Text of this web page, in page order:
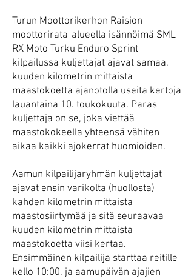
Turun Moottorikerhon Raision
moottorirata-alueella isännöimä SML
RX Moto Turku Enduro Sprint -
kilpailussa kuljettajat ajavat samaa,
kuuden kilometrin mittaista
maastokoetta ajanotolla useita kertoja
lauantaina 10. toukokuuta. Paras
kuljettaja on se, joka viettää
maastokokeella yhteensä vähiten
aikaa kaikki ajokerrat huomioiden.
Aamun kilpailijaryhmän kuljettajat
ajavat ensin varikolta (huollosta)
kahden kilometrin mittaista
maastosiirtymää ja sitä seuraavaa
kuuden kilometrin mittaista
maastokoetta viisi kertaa.
Ensimmäinen kilpailija starttaa reitille
kello 10:00, ja aamupäivän ajajien